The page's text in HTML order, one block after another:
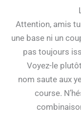
Attention, amis
une base ni un
pas toujours
Voyez-le
nom saute aux
course.